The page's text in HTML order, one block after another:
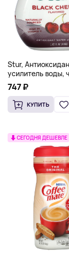
Stur,
усилитель воды,
вишня, 48 мл
унц.)
747 ₽
КУПИТЬ
СЕГОДНЯ ДЕШЕВЛЕ